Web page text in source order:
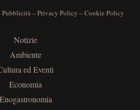
Pubblicità–Privacy Policy –Cookie Policy
Notizie
Ambiente
ed Eventi
Economia
Enogastronomia